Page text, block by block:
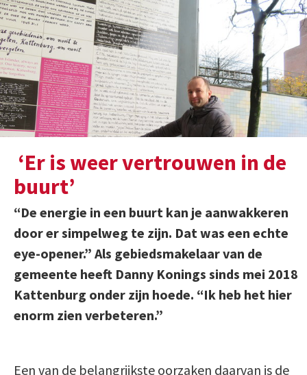
‘Er is weer vertrouwen in de
buurt’
“De energie in een buurt kan je aanwakkeren
door er simpelweg te zijn. Dat was een echte
eye-opener.” Als gebiedsmakelaar van de
gemeente heeft Danny Konings sinds mei 2018
Kattenburg onder zijn hoede. “Ik heb het hier
enorm zien verbeteren.”
Een van de belangrijkste oorzaken daarvan is de